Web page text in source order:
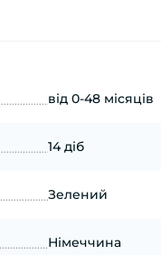
від 0-48 місяців
14 діб
Зелений
Німеччина